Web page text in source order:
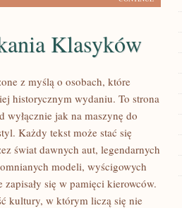
Klasyków
z myślą o osobach, które
historycznym wydaniu. To strona
wyłącznie jak na maszynę do
Każdy tekst może stać się
świat dawnych aut, legendarnych
modeli, wyścigowych
zapisały się w pamięci kierowców.
kultury, w którym liczą się nie